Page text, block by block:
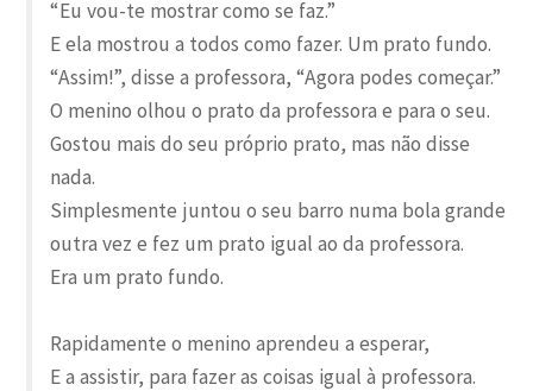
“Eu vou-te mostrar como se faz.”
E ela mostrou a todos como fazer. Um prato fundo.
“Assim!”, disse a professora, “Agora podes começar.”
O menino olhou o prato da professora e para o seu.
Gostou mais do seu próprio prato, mas não disse
nada.
Simplesmente juntou o seu barro numa bola grande
outra vez e fez um prato igual ao da professora.
Era um prato fundo.
Rapidamente o menino aprendeu a esperar,
E a assistir, para fazer as coisas igual à professora.